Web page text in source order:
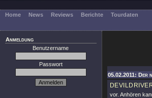
Home News Reviews Berichte Tourdaten
Anmeldung
Benutzername
Passwort
05.02.2011: Der
vor. Anhören